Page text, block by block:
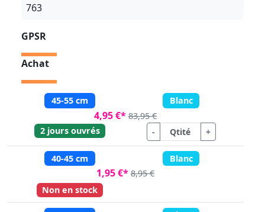
763
GPSR
Achat
45-55 cm Blanc
4,95 €* 83,95 €
2 jours ouvrés
- +
40-45 cm Blanc
1,95 €* 8,95 €
Non en stock